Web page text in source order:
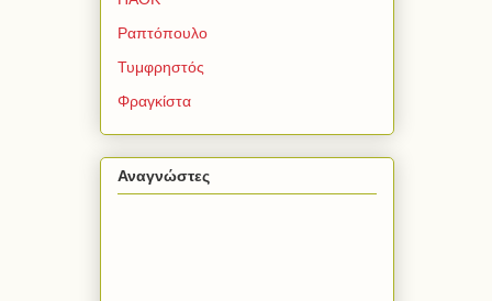
Ραπτόπουλο
Τυμφρηστός
Φραγκίστα
Αναγνώστες